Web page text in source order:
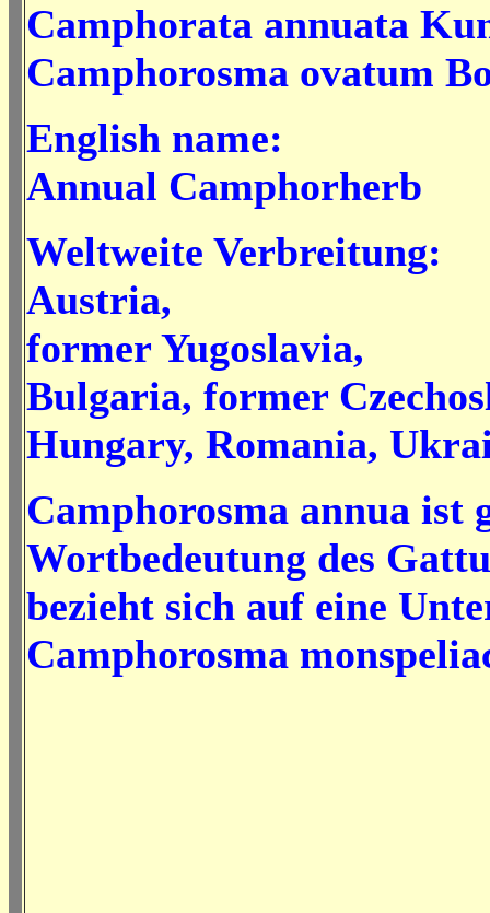
Camphorata annuata
Camphorosma ovatum
English name:
Annual Camphorherb
Weltweite Verbreitung:
Austria,
former Yugoslavia,
Bulgaria, former
Hungary, Romania,
Camphorosma annua ist
Wortbedeutung des
bezieht sich auf eine
Camphorosma